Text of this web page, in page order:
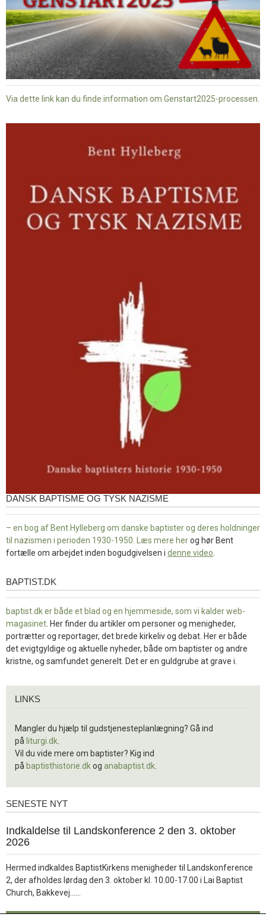
Via dette link kan du finde information om Genstart2025-processen.
DANSK BAPTISME OG TYSK NAZISME
– en bog af Bent Hylleberg om danske baptister og deres holdninger
til nazismen i perioden 1930-1950. Læs mere herog hør Bent
fortælle om arbejdet inden bogudgivelsen i denne video
baptist.dk
BAPTIST.DK
baptist.dk er både et blad og en hjemmeside, som vi kalder web-
magasinet . Her finder du artikler om personer og menigheder,
portrætter og reportager, det brede kirkeliv og debat. Her er både
det evigtgyldige og aktuelle nyheder, både om baptister og andre
kristne, og samfundet generelt. Det er en guldgrube at grave i.
LINKS
Mangler du hjælp til gudstjenesteplanlægning? Gå ind
på liturgi.dk
Vil du vide mere om baptister? Kig ind
på baptisthistorie.dkog anabaptist.dk
Seneste
SENESTE NYT
jul.
Indkaldelse til Landskonference 2 den 3. oktober
2026
Hermed indkaldes BaptistKirkens menigheder til Landskonference
2, der afholdes lørdag den 3. oktober kl. 10.00-17.00 i Lai Baptist
Church, Bakkevej……